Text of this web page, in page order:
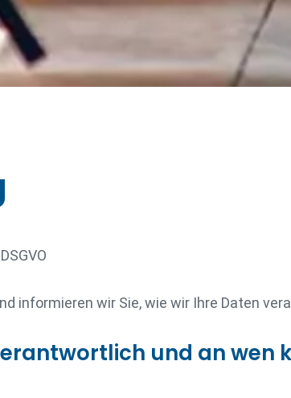
informieren wir Sie, wie wir Ihre Daten
und an wen